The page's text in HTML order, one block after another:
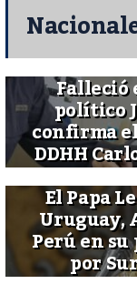
Falleció
político
confirma
DDHH
El Papa
Uruguay,
Perú en
por